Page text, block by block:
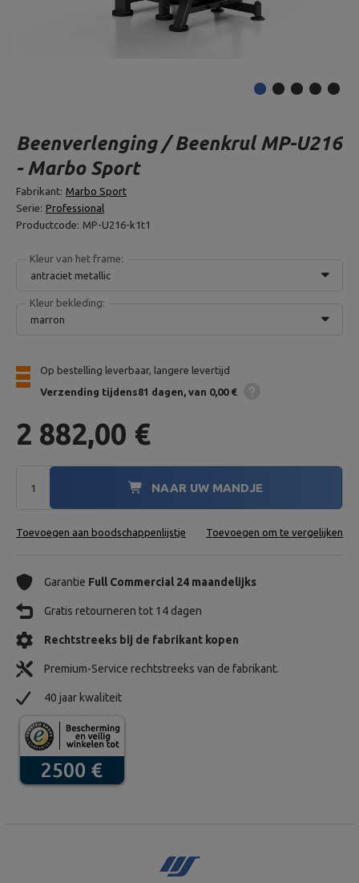
Beenverlenging / Beenkrul MP-U216
- Marbo Sport
Fabrikant: Marbo Sport
Serie: Professional
Productcode: MP-U216-k1t1
Kleur van het frame:
antraciet metallic
Kleur bekleding:
marron
Op bestelling leverbaar, langere levertijd
Verzending tijdens81 dagen van 0,00 €
2 882,00 €
NAAR UW MANDJE
Toevoegen aan boodschappenlijstje Toevoegen om te vergelijken
Garantie Full Commercial 24 maandelijks
Gratis retourneren tot 14 dagen
Rechtstreeks bij de fabrikant kopen
Premium-Service rechtstreeks van de fabrikant.
40 jaar kwaliteit